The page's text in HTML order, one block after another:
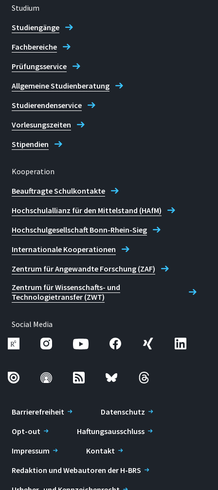
Studium
Studiengänge
Fachbereiche
Prüfungsservice
Allgemeine Studienberatung
Studierendenservice
Vorlesungszeiten
Stipendien
Kooperation
Beauftragte Schulkontakte
Hochschulallianz für den Mittelstand (HAfM)
Hochschulgesellschaft Bonn-Rhein-Sieg
Internationale Kooperationen
Zentrum für Angewandte Forschung (ZAF)
Zentrum für Wissenschafts- und
Technologietransfer (ZWT)
Social Media
Barrierefreiheit
Datenschutz
Opt-out
Haftungsausschluss
Impressum
Kontakt
Redaktion und Webautoren der H-BRS